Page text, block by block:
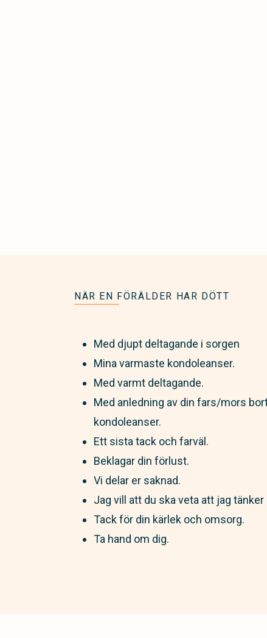
NÄR EN FÖRÄLDER HAR DÖTT
Med djupt deltagande i sorgen
Mina varmaste kondoleanser.
Med varmt deltagande.
Med anledning av din fars/mors
kondoleanser.
Ett sista tack och farväl.
Beklagar din förlust.
Vi delar er saknad.
Jag vill att du ska veta att jag
Tack för din kärlek och omsorg.
Ta hand om dig.